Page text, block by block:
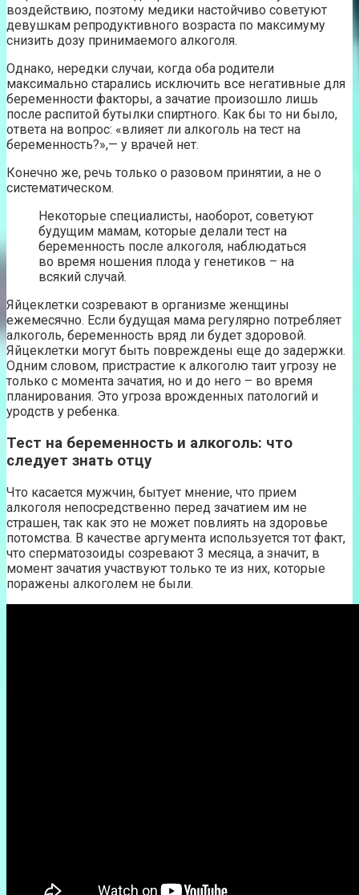
воздействию, поэтому медики настойчиво советуют
девушкам репродуктивного возраста по максимуму
снизить дозу принимаемого алкоголя.
Однако, нередки случаи, когда оба родители
максимально старались исключить все негативные для
беременности факторы, а зачатие произошло лишь
после распитой бутылки спиртного. Как бы то ни было,
ответа на вопрос: «влияет ли алкоголь на тест на
беременность?»,— у врачей нет.
Конечно же, речь только о разовом принятии, а не о
систематическом.
Некоторые специалисты, наоборот, советуют
будущим мамам, которые делали тест на
беременность после алкоголя, наблюдаться
во время ношения плода у генетиков – на
всякий случай.
Яйцеклетки созревают в организме женщины
ежемесячно. Если будущая мама регулярно потребляет
алкоголь, беременность вряд ли будет здоровой.
Яйцеклетки могут быть повреждены еще до задержки.
Одним словом, пристрастие к алкоголю таит угрозу не
только с момента зачатия, но и до него – во время
планирования. Это угроза врожденных патологий и
уродств у ребенка.
Тест на беременность и алкоголь: что
следует знать отцу
Что касается мужчин, бытует мнение, что прием
алкоголя непосредственно перед зачатием им не
страшен, так как это не может повлиять на здоровье
потомства. В качестве аргумента используется тот факт,
что сперматозоиды созревают 3 месяца, а значит, в
момент зачатия участвуют только те из них, которые
поражены алкоголем не были.